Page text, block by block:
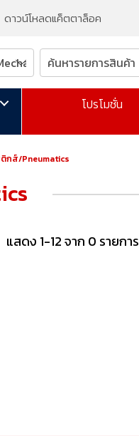
ดาวน์โหลดแค็ตตาล็อค
โปรโมชั่น
ติกส์/Pneumatics
แสดง 1-12 จาก 0 รายการ